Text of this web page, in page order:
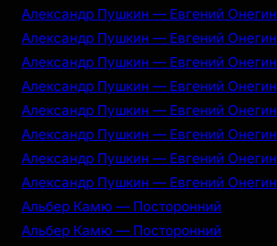
Александр Пушкин — Евгений Онегин
Александр Пушкин — Евгений Онегин
Александр Пушкин — Евгений Онегин
Александр Пушкин — Евгений Онегин
Александр Пушкин — Евгений Онегин
Александр Пушкин — Евгений Онегин
Александр Пушкин — Евгений Онегин
Александр Пушкин — Евгений Онегин
Альбер Камю — Посторонний
Альбер Камю — Посторонний